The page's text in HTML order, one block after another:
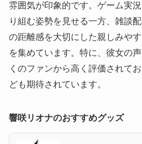
雰囲気が印象的です。ゲーム実
り組む姿勢を見せる一方、雑談
の距離感を大切にした親しみや
を集めています。特に、彼女の
くのファンから高く評価されて
ども期待されています。
響咲リオナのおすすめグッズ